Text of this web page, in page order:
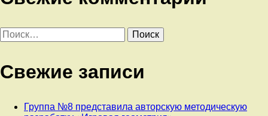
Найти:
Свежие записи
Группа №8 представила авторскую методическую